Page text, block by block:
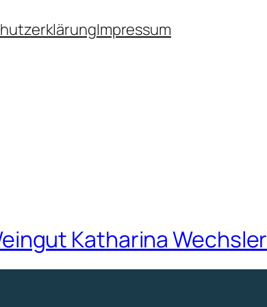
Impressum
Katharina Wechsler